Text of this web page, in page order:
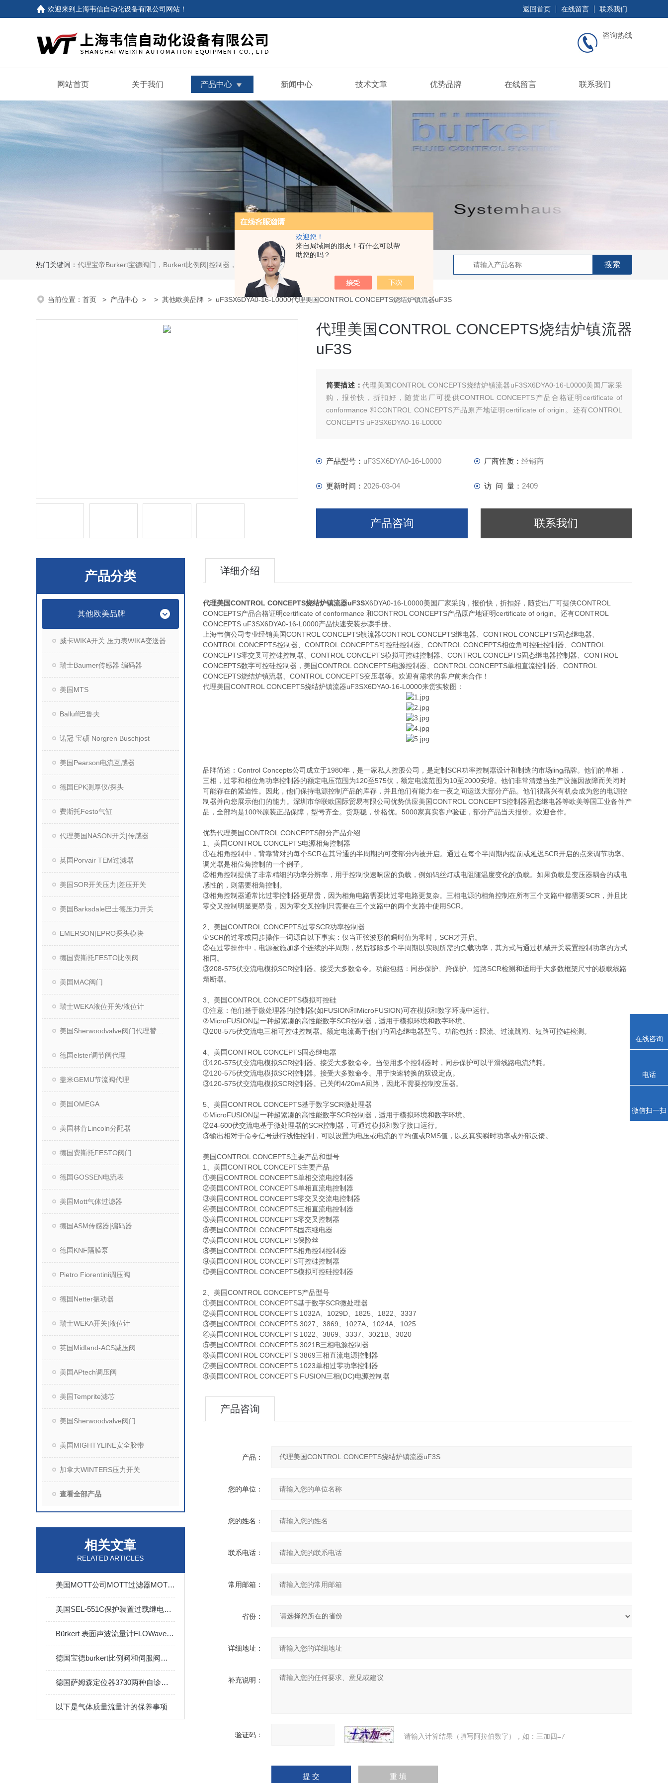
欢迎您！
来自局域网的朋友！有什么可以帮
助您的吗？
欢迎来到 上海韦信自动化设备有限公司网站 ！ 返回首页 在线留言 联系我们
咨询热线
网站首页 关于我们 产品中心 新闻中心 技术文章 优势品牌 在线留言 联系我们
热门关键词： 代理宝帝Burkert宝德阀门，Burkert比例阀|控制器，Burkert流量计，Burkert质量流量控制器，ATOS液压阀，贺德克HYDAC传感器，ASCO电磁阀，ASCO阀门，REXROTH力士乐阀泵，安沃驰Aventics电磁阀|气缸，Samson萨姆森定位器
当前位置： 首页 > 产品中心 > > 其他欧美品牌 > uF3SX6DYA0-16-L0000代理美国CONTROL CONCEPTS烧结炉镇流器uF3S
代理美国CONTROL CONCEPTS烧结炉镇流器
uF3S
简要描述：代理美国CONTROL CONCEPTS烧结炉镇流器uF3SX6DYA0-16-L0000美国厂家采
购，报价快，折扣好，随货出厂可提供CONTROL CONCEPTS产品合格证明certificate of
conformance 和CONTROL CONCEPTS产品原产地证明certificate of origin。还有CONTROL
CONCEPTS uF3SX6DYA0-16-L0000
产品型号： uF3SX6DYA0-16-L0000 厂商性质： 经销商
更新时间： 2026-03-04 访 问 量： 2409
产品咨询 联系我们
产品分类
其他欧美品牌
威卡WIKA开关 压力表WIKA变送器
瑞士Baumer传感器 编码器
美国MTS
Balluff巴鲁夫
诺冠 宝硕 Norgren Buschjost
美国Pearson电流互感器
德国EPK测厚仪/探头
费斯托Festo气缸
代理美国NASON开关|传感器
英国Porvair TEM过滤器
美国SOR开关压力|差压开关
美国Barksdale巴士德压力开关
EMERSON|EPRO探头模块
德国费斯托FESTO比例阀
美国MAC阀门
瑞士WEKA液位开关/液位计
德国elster调节阀代理
盖米GEMU节流阀代理
美国OMEGA
美国林肯Lincoln分配器
德国费斯托FESTO阀门
德国GOSSEN电流表
美国Mott气体过滤器
德国ASM传感器|编码器
德国KNF隔膜泵
Pietro Fiorentini调压阀
德国Netter振动器
瑞士WEKA开关|液位计
英国Midland-ACS减压阀
美国APtech调压阀
美国Temprite滤芯
美国Sherwoodvalve阀门
美国MIGHTYLINE安全胶带
加拿大WINTERS压力开关
查看全部产品
相关文章
RELATED ARTICLES
美国MOTT公司MOTT过滤器MOTT高纯气体过滤器
美国SEL-551C保护装置过载继电器产品介绍
Bürkert 表面声波流量计FLOWave用于软饮料生产的在线流量和浓度测量
德国宝德burkert比例阀和伺服阀的区别？
德国萨姆森定位器3730两种自诊断方式
以下是气体质量流量计的保养事项
详细介绍
代理美国CONTROL CONCEPTS烧结炉镇流器uF3SX6DYA0-16-L0000美国厂家采购，报价快，折扣好，随货出厂可提供CONTROL
CONCEPTS产品合格证明certificate of conformance 和CONTROL CONCEPTS产品原产地证明certificate of origin。还有CONTROL
CONCEPTS uF3SX6DYA0-16-L0000产品快速安装步骤手册。
上海韦信公司专业经销美国CONTROL CONCEPTS镇流器CONTROL CONCEPTS继电器、CONTROL CONCEPTS固态继电器、
CONTROL CONCEPTS控制器、CONTROL CONCEPTS可控硅控制器、CONTROL CONCEPTS相位角可控硅控制器、CONTROL
CONCEPTS零交叉可控硅控制器、CONTROL CONCEPTS模拟可控硅控制器、CONTROL CONCEPTS固态继电器控制器、CONTROL
CONCEPTS数字可控硅控制器，美国CONTROL CONCEPTS电源控制器、CONTROL CONCEPTS单相直流控制器、CONTROL
CONCEPTS烧结炉镇流器、CONTROL CONCEPTS变压器等。欢迎有需求的客户前来合作！
代理美国CONTROL CONCEPTS烧结炉镇流器uF3SX6DYA0-16-L0000来货实物图：
品牌简述：Control Concepts公司成立于1980年，是一家私人控股公司，是定制SCR功率控制器设计和制造的市场ling品牌。他们的单相，
三相，过零和相位角功率控制器的额定电压范围为120至575伏，额定电流范围为10至2000安培。他们非常清楚当生产设施因故障而关闭时
可能存在的紧迫性。因此，他们保持电源控制产品的库存，并且他们有能力在一夜之间运送大部分产品。他们很高兴有机会成为您的电源控
制器并向您展示他们的能力。深圳市华联欧国际贸易有限公司优势供应美国CONTROL CONCEPTS控制器固态继电器等欧美等国工业备件产
品，全部均是100%原装正品保障，型号齐全。货期稳，价格优。5000家真实客户验证，部分产品当天报价。欢迎合作。
优势代理美国CONTROL CONCEPTS部分产品介绍
1、美国CONTROL CONCEPTS电源相角控制器
①在相角控制中，背靠背对的每个SCR在其导通的半周期的可变部分内被开启。通过在每个半周期内提前或延迟SCR开启的点来调节功率。
调光器是相位角控制的一个例子。
②相角控制提供了非常精细的功率分辨率，用于控制快速响应的负载，例如钨丝灯或电阻随温度变化的负载。如果负载是变压器耦合的或电
感性的，则需要相角控制。
③相角控制器通常比过零控制器更昂贵，因为相角电路需要比过零电路更复杂。三相电源的相角控制在所有三个支路中都需要SCR，并且比
零交叉控制明显更昂贵，因为零交叉控制只需要在三个支路中的两个支路中使用SCR。
2、美国CONTROL CONCEPTS过零SCR功率控制器
①SCR的过零或同步操作一词源自以下事实：仅当正弦波形的瞬时值为零时，SCR才开启。
②在过零操作中，电源被施加多个连续的半周期，然后移除多个半周期以实现所需的负载功率，其方式与通过机械开关装置控制功率的方式
相同。
③208-575伏交流电模拟SCR控制器。接受大多数命令。功能包括：同步保护、跨保护、短路SCR检测和适用于大多数框架尺寸的板载线路
熔断器。
3、美国CONTROL CONCEPTS模拟可控硅
①注意：他们基于微处理器的控制器(如FUSION和MicroFUSION)可在模拟和数字环境中运行。
②MicroFUSION是一种超紧凑的高性能数字SCR控制器，适用于模拟环境和数字环境。
③208-575伏交流电三相可控硅控制器。额定电流高于他们的固态继电器型号。功能包括：限流、过流跳闸、短路可控硅检测。
4、美国CONTROL CONCEPTS固态继电器
①120-575伏交流电模拟SCR控制器。接受大多数命令。当使用多个控制器时，同步保护可以平滑线路电流消耗。
②120-575伏交流电模拟SCR控制器。接受大多数命令。用于快速转换的双设定点。
③120-575伏交流电模拟SCR控制器。已关闭4/20mA回路，因此不需要控制变压器。
5、美国CONTROL CONCEPTS基于数字SCR微处理器
①MicroFUSION是一种超紧凑的高性能数字SCR控制器，适用于模拟环境和数字环境。
②24-600伏交流电基于微处理器的SCR控制器，可通过模拟和数字接口运行。
③输出相对于命令信号进行线性控制，可以设置为电压或电流的平均值或RMS值，以及真实瞬时功率或外部反馈。
美国CONTROL CONCEPTS主要产品和型号
1、美国CONTROL CONCEPTS主要产品
①美国CONTROL CONCEPTS单相交流电控制器
②美国CONTROL CONCEPTS单相直流电控制器
③美国CONTROL CONCEPTS零交叉交流电控制器
④美国CONTROL CONCEPTS三相直流电控制器
⑤美国CONTROL CONCEPTS零交叉控制器
⑥美国CONTROL CONCEPTS固态继电器
⑦美国CONTROL CONCEPTS保险丝
⑧美国CONTROL CONCEPTS相角控制控制器
⑨美国CONTROL CONCEPTS可控硅控制器
⑩美国CONTROL CONCEPTS模拟可控硅控制器
2、美国CONTROL CONCEPTS产品型号
①美国CONTROL CONCEPTS基于数字SCR微处理器
②美国CONTROL CONCEPTS 1032A、1029D、1825、1822、3337
③美国CONTROL CONCEPTS 3027、3869、1027A、1024A、1025
④美国CONTROL CONCEPTS 1022、3869、3337、3021B、3020
⑤美国CONTROL CONCEPTS 3021B三相电源控制器
⑥美国CONTROL CONCEPTS 3869三相直流电源控制器
⑦美国CONTROL CONCEPTS 1023单相过零功率控制器
⑧美国CONTROL CONCEPTS FUSION三相(DC)电源控制器
产品咨询
产品：
您的单位：
您的姓名：
联系电话：
常用邮箱：
省份：
详细地址：
补充说明：
验证码： 请输入计算结果（填写阿拉伯数字），如：三加四=7
在线咨询
电话
微信扫一扫